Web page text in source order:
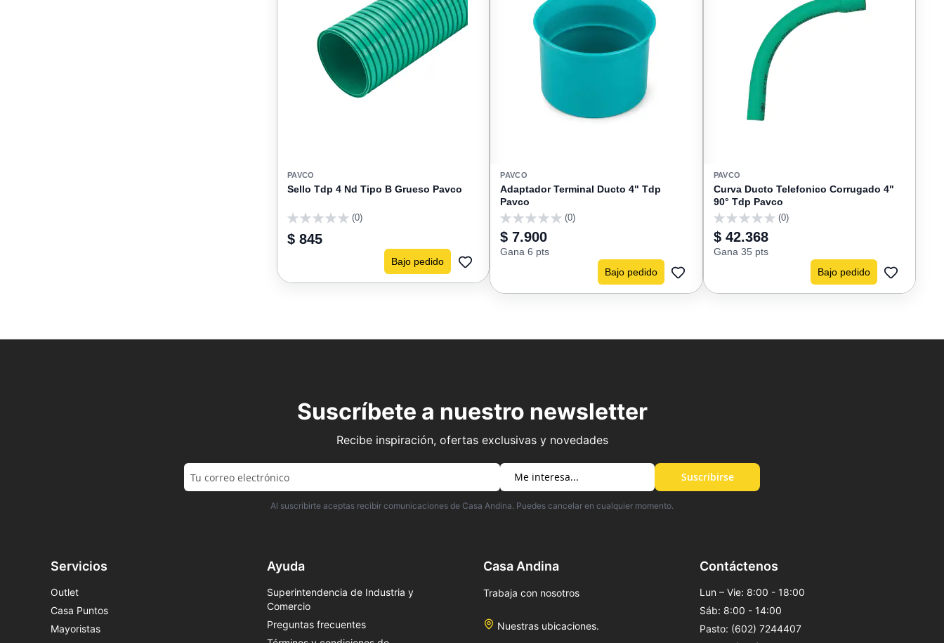
PAVCO
Sello Tdp 4 Nd Tipo B Grueso Pavco
(0)
$ 845
Bajo pedido
AGREGAR
PAVCO
Adaptador Terminal Ducto 4" Tdp
Pavco
0
(0)
$ 7.900
Gana 6 pts
Bajo pedido
AGREGAR
PAVCO
Curva Ducto Telefonico Corrugado 4"
90° Tdp Pavco
0
(0)
$ 42.368
Gana 35 pts
Bajo pedido
AGREGAR
Suscríbete a nuestro newsletter
Recibe inspiración, ofertas exclusivas y novedades
Suscribirse
Al suscribirte aceptas recibir comunicaciones de Casa Andina. Puedes cancelar en cualquier momento.
Servicios
Outlet
Casa Puntos
Mayoristas
Ayuda
Superintendencia de Industria y
Comercio
Preguntas frecuentes
Casa Andina
Trabaja con nosotros
Nuestras ubicaciones.
Contáctenos
Lun – Vie: 8:00 - 18:00
Sáb: 8:00 - 14:00
Pasto: (602) 7244407